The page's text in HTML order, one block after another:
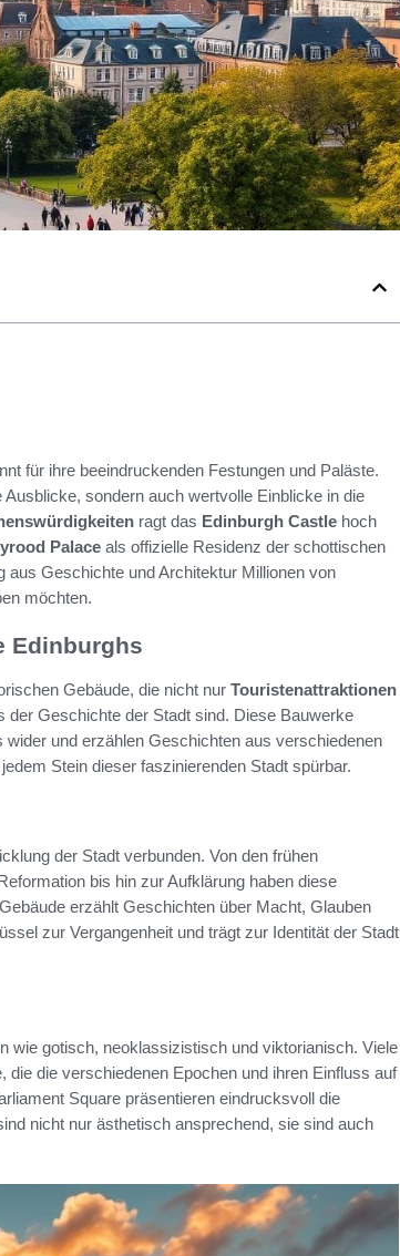
für ihre beeindruckenden Festungen und Paläste.
sondern auch wertvolle Einblicke in die
ragt das Edinburgh Castle hoch
Palace als offizielle Residenz der schottischen
Geschichte und Architektur Millionen von
möchten.
Edinburghs
Gebäude, die nicht nur Touristenattraktionen
der Geschichte der Stadt sind. Diese Bauwerke
und erzählen Geschichten aus verschiedenen
Stein dieser faszinierenden Stadt spürbar.
der Stadt verbunden. Von den frühen
bis hin zur Aufklärung haben diese
erzählt Geschichten über Macht, Glauben
zur Vergangenheit und trägt zur Identität der Stadt
wie gotisch, neoklassizistisch und viktorianisch. Viele
die verschiedenen Epochen und ihren Einfluss auf
Square präsentieren eindrucksvoll die
nicht nur ästhetisch ansprechend, sie sind auch